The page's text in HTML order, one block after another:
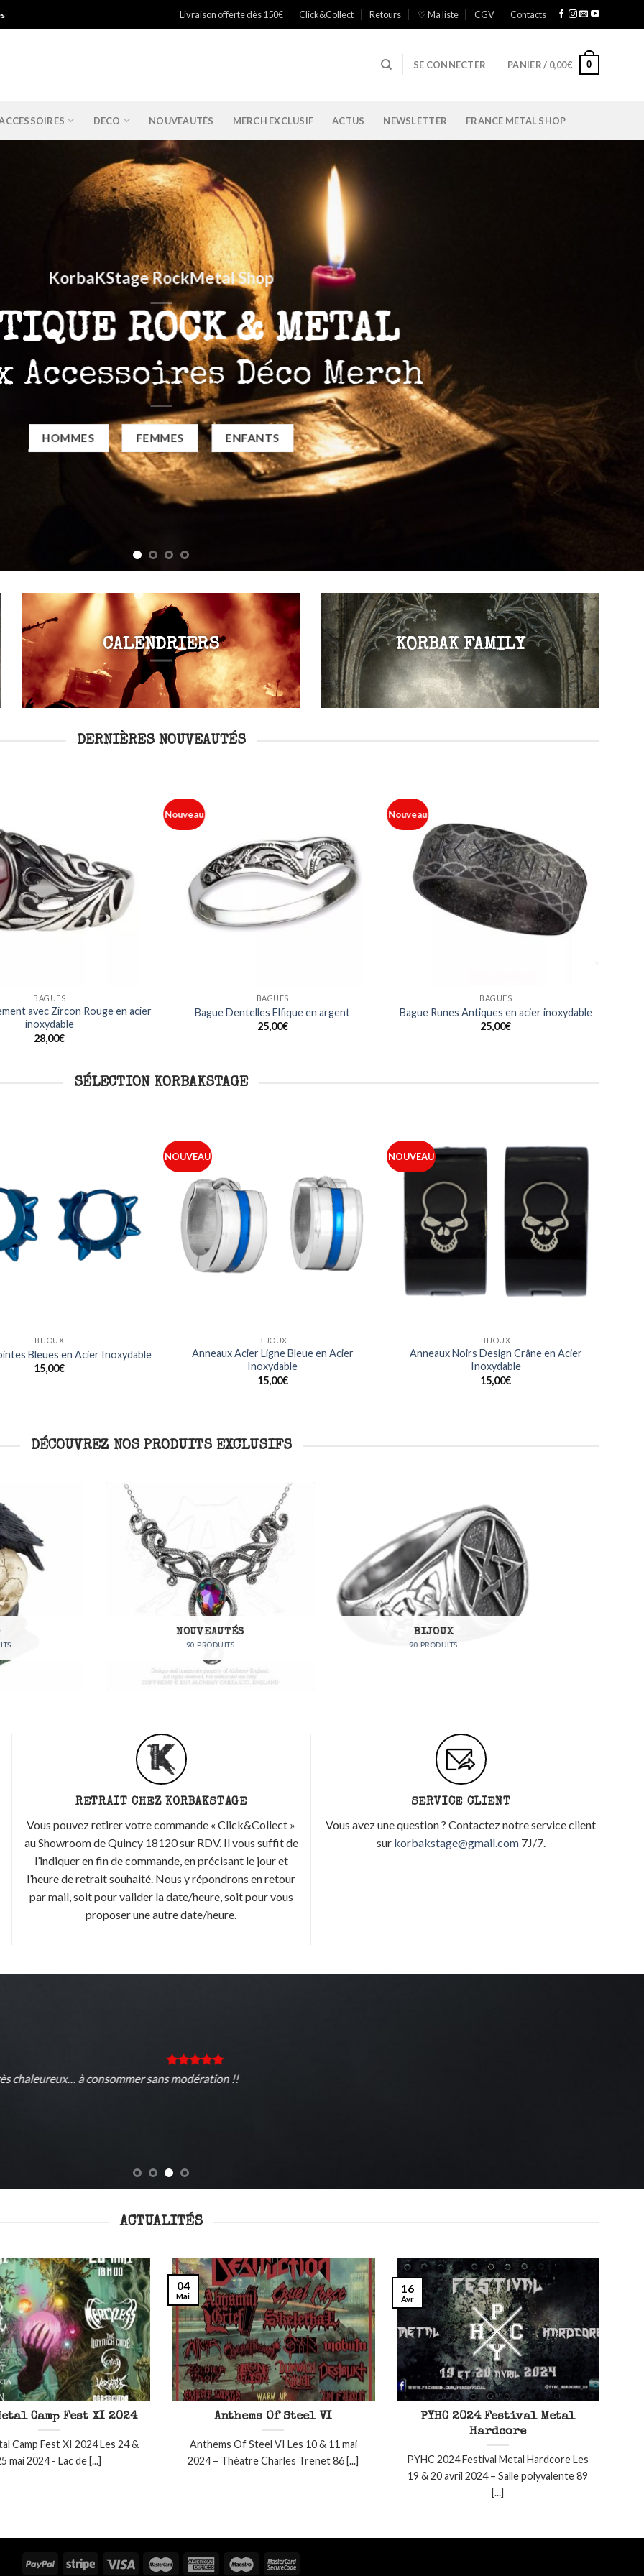
Livraison offerte dès 150€ Click&Collect Retours ♡ Ma liste CGV Contacts
SE CONNECTER PANIER / 0,00€ 0
DECO NOUVEAUTÉS MERCH EXCLUSIF ACTUS NEWSLETTER FRANCE METAL SHOP
VISITER
CALENDRIERS KORBAK FAMILY
DERNIÈRES NOUVEAUTÉS
BAGUES
avec Zircon Rouge en acier
inoxydable
28,00€
Nouveau
BAGUES
Bague Dentelles Elfique en argent
25,00€
Nouveau
BAGUES
Bague Runes Antiques en acier inoxydable
25,00€
SÉLECTION KORBAKSTAGE
BIJOUX
Noirs Design Dragon en Acier
Inoxydable
NOUVEAU
liste
BAGUES
Bague Crânes Crossbones en Acier
inoxydable
20,00€
NOUVEAU
Ajouter
BAGUES
Bague Noeuds Celtiques gravés en Acier
Inoxydable
20,00€
DÉCOUVREZ NOS PRODUITS EXCLUSIFS
RETRAIT CHEZ KORBAKSTAGE
Vous pouvez retirer votre commande « Click&Collect »
au Showroom de Quincy 18120 sur RDV. Il vous suffit de
l’indiquer en fin de commande, en précisant le jour et
l’heure de retrait souhaité. Nous y répondrons en retour
par mail, soit pour valider la date/heure, soit pour vous
proposer une autre date/heure.
SERVICE CLIENT
Vous avez une question ? Contactez notre service client
sur korbakstage@gmail.com7J/7.
ACTUALITÉS
Camp Fest XI 2024
Camp Fest XI 2024 Les 24 &
mai 2024 - Lac de [...]
Anthems Of Steel VI
Anthems Of Steel VI Les 10 & 11 mai
2024 – Théatre Charles Trenet 86 [...]
04
Mai
PYHC 2024 Festival Metal
Hardcore
PYHC 2024 Festival Metal Hardcore Les
19 & 20 avril 2024 – Salle polyvalente 89
[...]
16
Avr